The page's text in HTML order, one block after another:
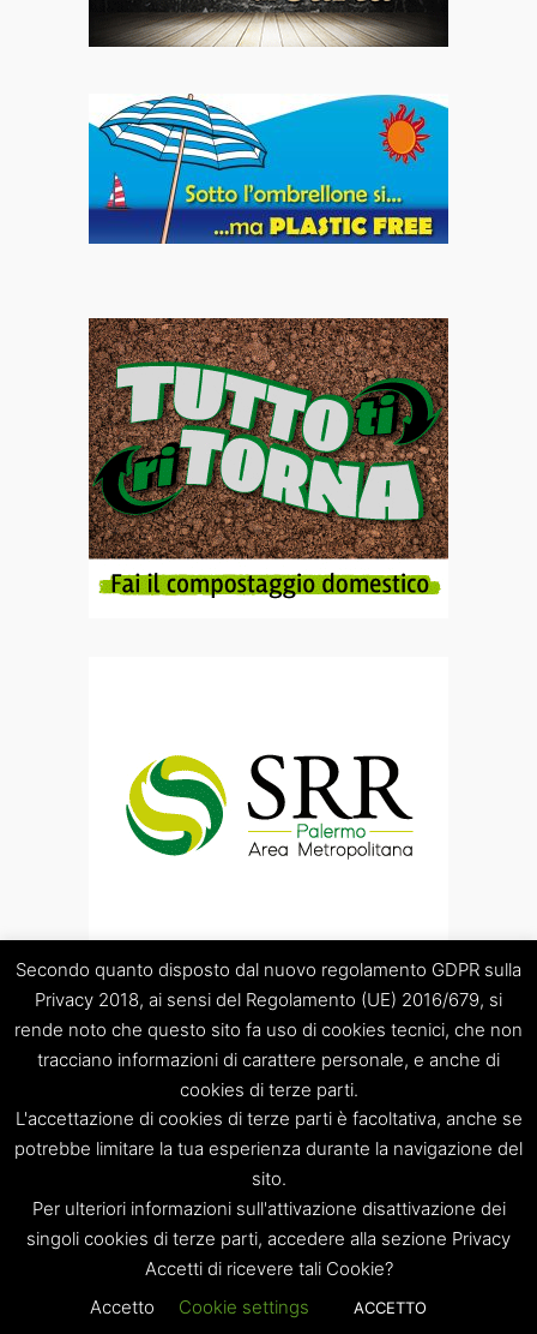
“Società Regolamentazione del servizio di gestione Rifiuti
“Palermo Area Metropolitana” S.C.p.A.
Sede legale: Palermo – Piazza Pretoria 1 – Sede amministrativa:
Palermo – Via Resuttana 360 – Capitale sociale: Euro
120.000,00
PA-309841
Tel. 091 8397879 – e-mail: info@srrpalermo.it – PEC:
srrpalermo@legalmail.it
Secondo quanto disposto dal nuovo regolamento GDPR sulla
Privacy 2018, ai sensi del Regolamento (UE) 2016/679, si
rende noto che questo sito fa uso di cookies tecnici, che non
tracciano informazioni di carattere personale, e anche di
cookies di terze parti.
L'accettazione di cookies di terze parti è facoltativa, anche se
potrebbe limitare la tua esperienza durante la navigazione del
sito.
Per ulteriori informazioni sull'attivazione disattivazione dei
singoli cookies di terze parti, accedere alla sezione Privacy
Accetti di ricevere tali Cookie?
Accetto
Cookie settings ACCETTO